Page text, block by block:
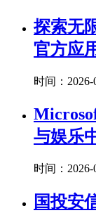
探索无
官方应
时间：2026-
与娱乐
时间：2026-
国投安